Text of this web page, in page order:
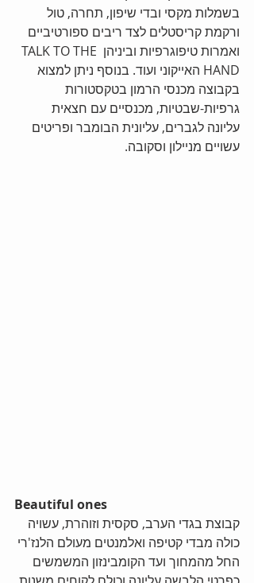
בשמלות מקסי ובדי שיפון, תחרה, טול
ורקמת קריסטלים לצד ריבים ספורטיביים
ואמרות טיפוגרפיות וביניהן TALK TO THE
HAND האייקוני ועוד. בנוסף ניתן למצוא
בקבוצה מכנסי הרמון בטקסטורות
גרפיות-שבטיות, מכנסיים עם חצאית
עליונה לגברים, עליונית הבומבר ופריטים
עשויים מניילון וסקובה.
Beautiful ones
קבוצת בגדי הערב, סקסית וזוהרת, עשויה
כולה מבדי קטיפה ואלמנטים מעולם הלנז'רי
החל מהמחוך ועד הקומבינזון המשמשים